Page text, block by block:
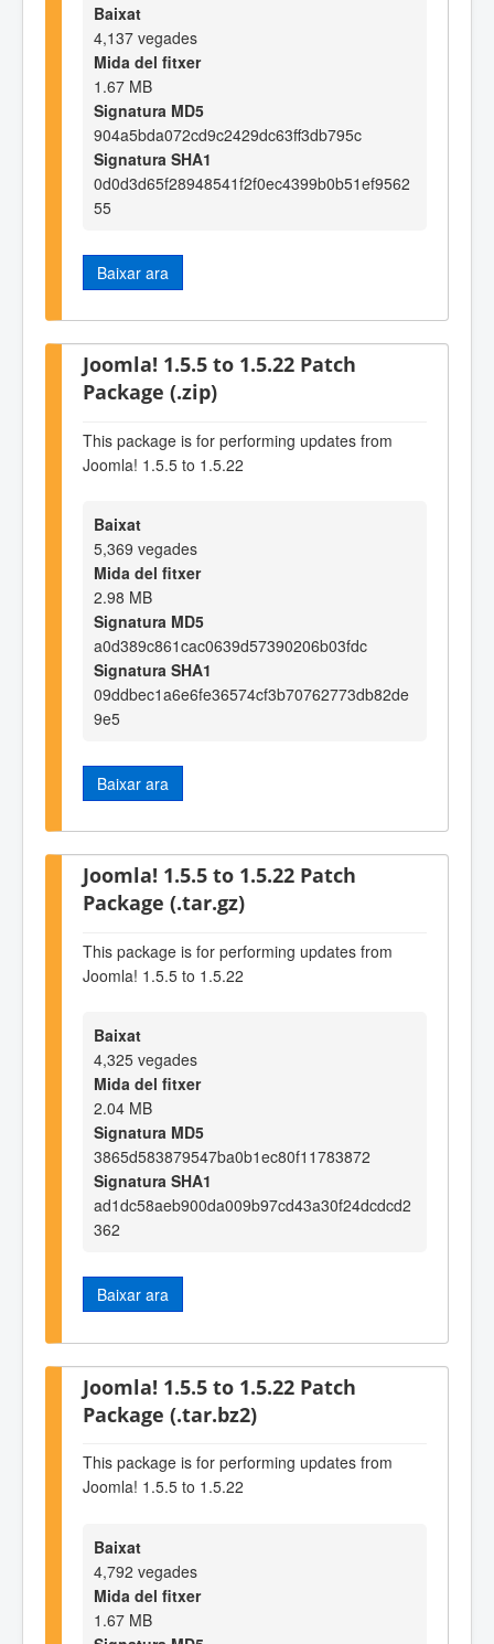
Baixat
4,137 vegades
Mida del fitxer
1.67 MB
Signatura MD5
904a5bda072cd9c2429dc63ff3db795c
Signatura SHA1
0d0d3d65f28948541f2f0ec4399b0b51ef9562
55
Baixar ara
Joomla! 1.5.5 to 1.5.22 Patch
Package (.zip)
This package is for performing updates from
Joomla! 1.5.5 to 1.5.22
Baixat
5,369 vegades
Mida del fitxer
2.98 MB
Signatura MD5
a0d389c861cac0639d57390206b03fdc
Signatura SHA1
09ddbec1a6e6fe36574cf3b70762773db82de
9e5
Baixar ara
Joomla! 1.5.5 to 1.5.22 Patch
Package (.tar.gz)
This package is for performing updates from
Joomla! 1.5.5 to 1.5.22
Baixat
4,325 vegades
Mida del fitxer
2.04 MB
Signatura MD5
3865d583879547ba0b1ec80f11783872
Signatura SHA1
ad1dc58aeb900da009b97cd43a30f24dcdcd2
362
Baixar ara
Joomla! 1.5.5 to 1.5.22 Patch
Package (.tar.bz2)
This package is for performing updates from
Joomla! 1.5.5 to 1.5.22
Baixat
4,792 vegades
Mida del fitxer
1.67 MB